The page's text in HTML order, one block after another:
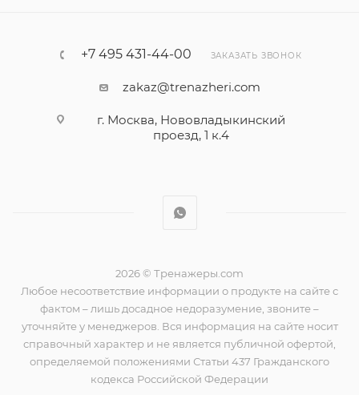
+7 495 431-44-00 ЗАКАЗАТЬ ЗВОНОК
zakaz@trenazheri.com
г. Москва, Нововладыкинский
проезд, 1 к.4
2026 © Тренажеры.com
Любое несоответствие информации о продукте на сайте с
фактом – лишь досадное недоразумение, звоните –
уточняйте у менеджеров. Вся информация на сайте носит
справочный характер и не является публичной офертой,
определяемой положениями Статьи 437 Гражданского
кодекса Российской Федерации